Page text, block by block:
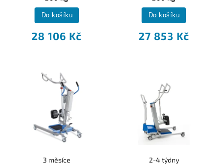
28 106 Kč
Do košíku
27 853 Kč
Do košíku
3 měsíce 2-4 týdny